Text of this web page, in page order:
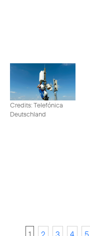
Credits: Telefónica
Deutschland
1 2 3 4 5